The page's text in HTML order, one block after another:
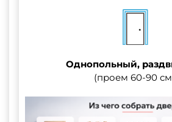
Однопольный,
(проем 60-90